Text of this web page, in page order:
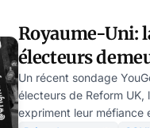
Royaume-Uni:
électeurs
aux injections
sondage
Un récent sondage
électeurs de Reform
expriment leur méfiance